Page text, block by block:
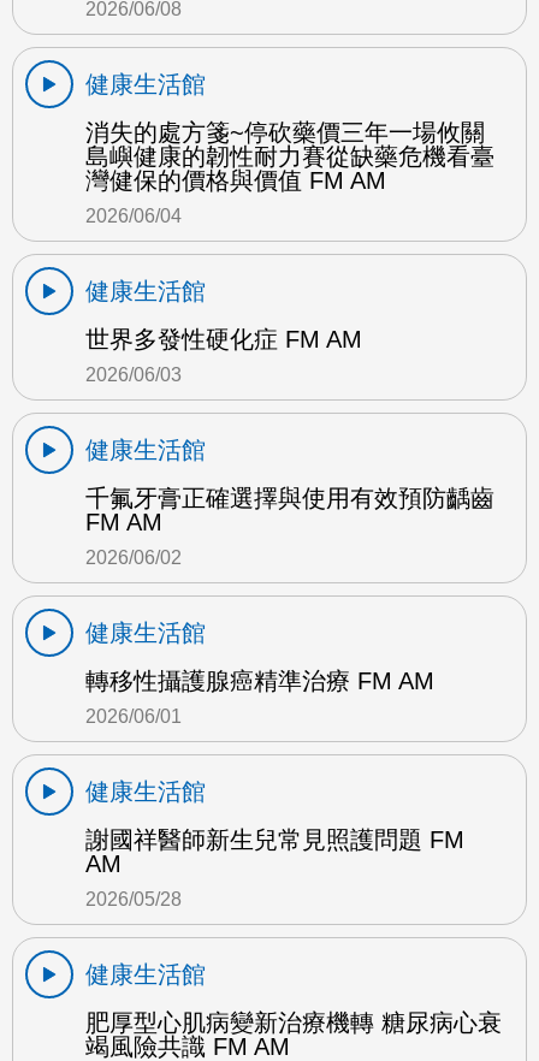
2026/06/08
健康生活館
消失的處方箋~停砍藥價三年一場攸關
島嶼健康的韌性耐力賽從缺藥危機看臺
灣健保的價格與價值 FM AM
2026/06/04
健康生活館
世界多發性硬化症 FM AM
2026/06/03
健康生活館
千氟牙膏正確選擇與使用有效預防齲齒
FM AM
2026/06/02
健康生活館
轉移性攝護腺癌精準治療 FM AM
2026/06/01
健康生活館
謝國祥醫師新生兒常見照護問題 FM
AM
2026/05/28
健康生活館
肥厚型心肌病變新治療機轉 糖尿病心衰
竭風險共識 FM AM